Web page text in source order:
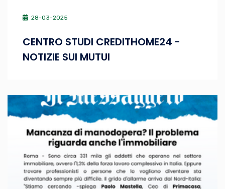
28-03-2025
CENTRO STUDI CREDITHOME24 -
NOTIZIE SUI MUTUI